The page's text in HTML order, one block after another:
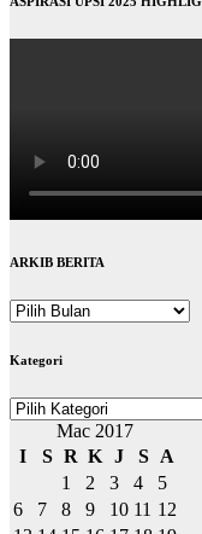
ARKIB BERITA
ARKIB
Kategori
Kategori
Mac 2017
I
S R K J S
A
1
2 3 4
5
6
7 8 9 10 11 12